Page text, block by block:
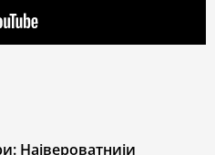
Највероватнији